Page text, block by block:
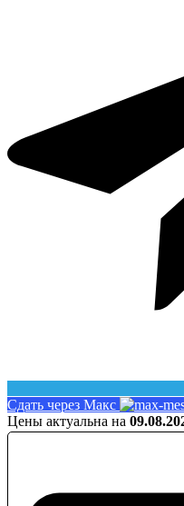
Сдать через Макс
Цены актуальна на